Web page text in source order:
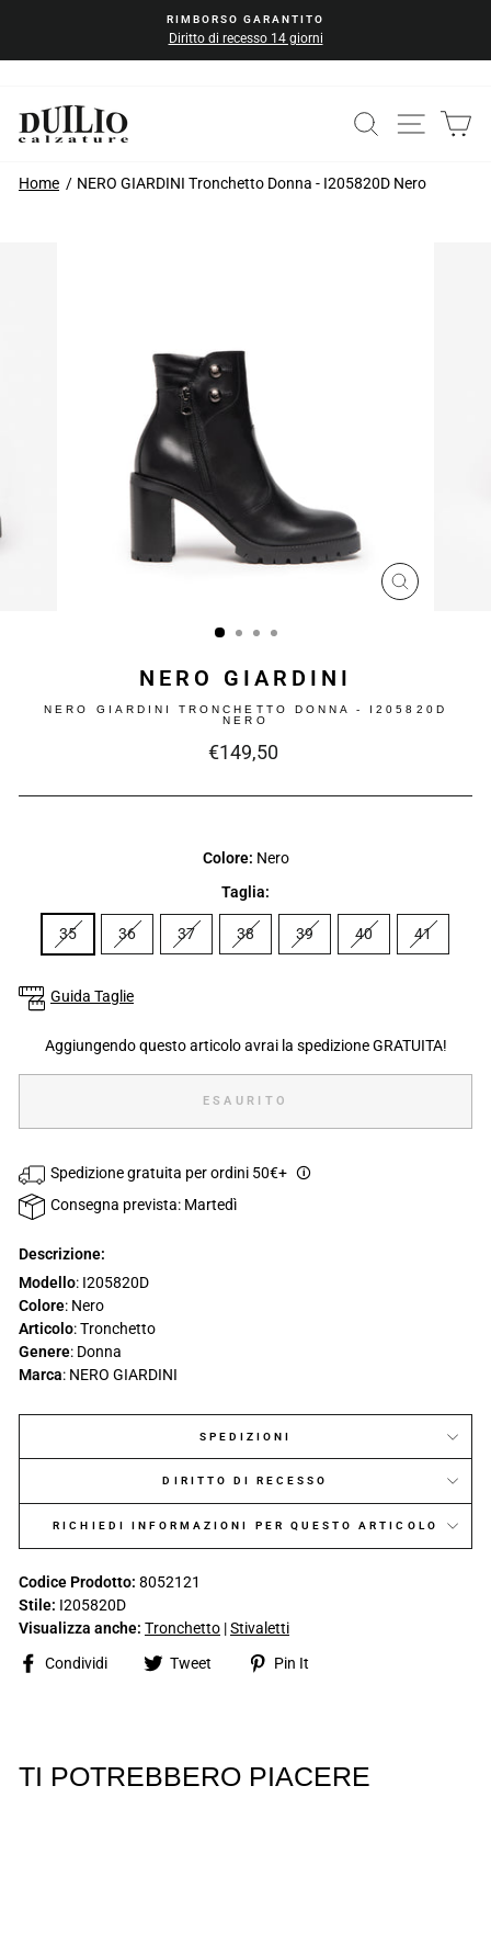
contenuto
Metti
RIMBORSO GARANTITO
Diritto di recesso 14 giorni
CERCA
Home NERO GIARDINI Tronchetto Donna - I205820D Nero
CHIUDI
NERO GIARDINI
NERO GIARDINI TRONCHETTO DONNA - I205820D
NERO
Prezzo
€149,50
Colore: Nero
Taglia:
35 36 37 38 39 40 41
Guida Taglie
Aggiungendo questo articolo avrai la spedizione GRATUITA!
ESAURITO
Spedizione gratuita per ordini 50€+ 🛈
Consegna prevista: Martedì
Descrizione:
Modello: I205820D
Colore: Nero
Articolo: Tronchetto
Genere: Donna
Marca: NERO GIARDINI
SPEDIZIONI
DIRITTO DI RECESSO
RICHIEDI INFORMAZIONI PER QUESTO ARTICOLO
Codice Prodotto: 8052121
Stile: I205820D
Visualizza anche: Tronchetto |Stivaletti
Condividi
Share Tweet
Tweet Pin It
TI POTREBBERO PIACERE